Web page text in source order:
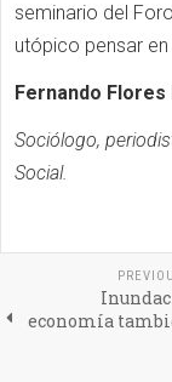
seminario del
utópico pensar
Fernando Flores
Sociólogo,
Social.
economía